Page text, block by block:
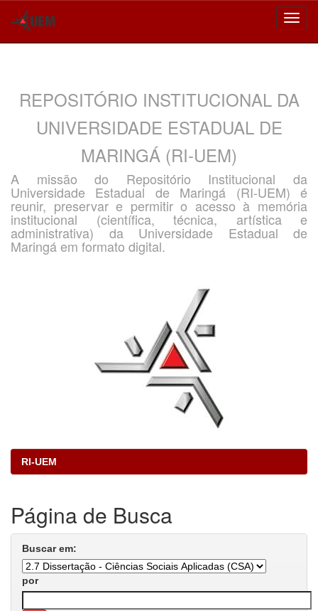
REPOSITÓRIO INSTITUCIONAL DA
UNIVERSIDADE ESTADUAL DE
MARINGÁ (RI-UEM)
A missão do Repositório Institucional da
Universidade Estadual de Maringá (RI-UEM) é
reunir, preservar e permitir o acesso à memória
institucional (científica, técnica, artística e
administrativa) da Universidade Estadual de
Maringá em formato digital.
RI-UEM
Página de Busca
Buscar em:
por